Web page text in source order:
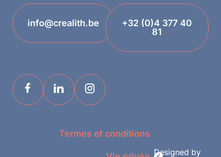
info@crealith.be
+32 (0)4 377 40
81
Termes et conditions
Designed by